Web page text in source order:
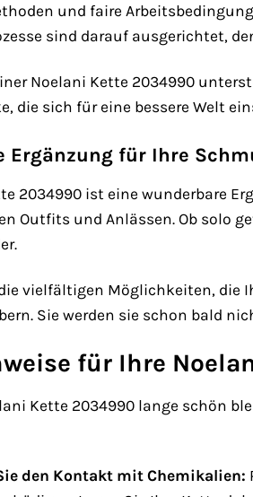
und faire
sind darauf ausgerichtet,
Noelani Kette 2034990
die sich für eine bessere Welt
Ergänzung für Ihre
2034990 ist eine wunderbare
Outfits und Anlässen. Ob solo
vielfältigen Möglichkeiten, die
Sie werden sie schon bald
für Ihre
Kette 2034990 lange schön
den Kontakt mit Chemikalien: